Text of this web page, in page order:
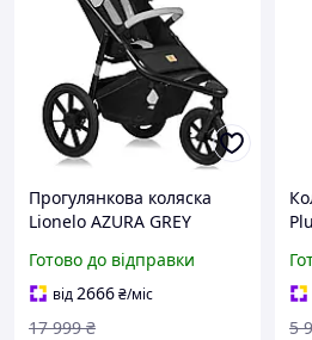
Прогулянкова коляска
Lionelo AZURA GREY
Готово до відправки
від2666₴/міс
17 999 ₴ 5